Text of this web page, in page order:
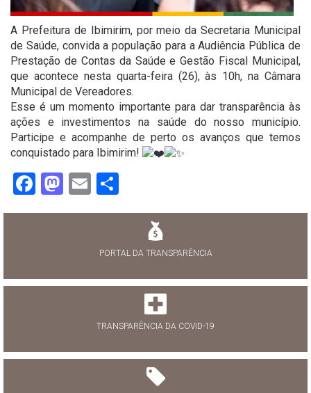
A Prefeitura de Ibimirim, por meio da Secretaria Municipal
de Saúde, convida a população para a Audiência Pública de
Prestação de Contas da Saúde e Gestão Fiscal Municipal,
que acontece nesta quarta-feira (26), às 10h, na Câmara
Municipal de Vereadores.
Esse é um momento importante para dar transparência às
ações e investimentos na saúde do nosso município.
Participe e acompanhe de perto os avanços que temos
conquistado para Ibimirim!
Facebook
Mastodon
Email
PORTAL DA TRANSPARÊNCIA
TRANSPARÊNCIA DA COVID-19